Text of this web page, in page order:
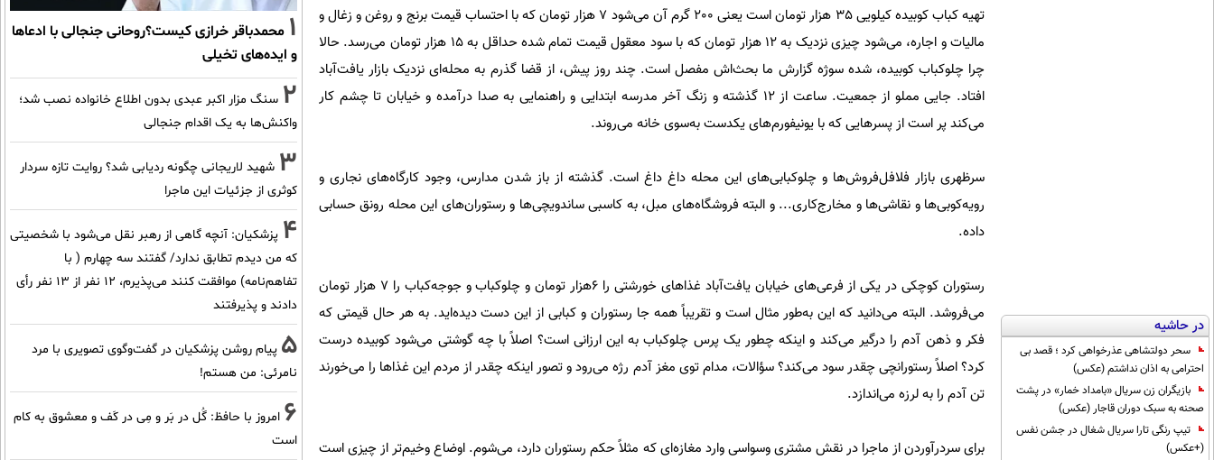
در حاشیه
سحر دولتشاهی عذرخواهی کرد ؛ قصد بی
احترامی به اذان نداشتم (عکس)
بازیگران زن سریال «بامداد خمار» در پشت
صحنه به سبک دوران قاجار (عکس)
تیپ رنگی تارا سریال شغال در جشن نفس
(+عکس)
تهیه کباب کوبیده کیلویی 35 هزار تومان است یعنی 200 گرم آن می‌شود 7 هزار تومان که با احتساب قیمت برنج و روغن و زغال و
مالیات و اجاره، می‌شود چیزی نزدیک به 12 هزار تومان که با سود معقول قیمت تمام شده حداقل به 15 هزار تومان می‌رسد. حالا
چرا چلوکباب کوبیده، شده سوژه گزارش‌ ما بحث‌اش مفصل است. چند روز پیش، از قضا گذرم به محله‌ای نزدیک بازار یافت‌‌آباد
افتاد. جایی مملو از جمعیت. ساعت از 12 گذشته و زنگ آخر مدرسه ابتدایی و راهنمایی به ‌صدا درآمده و خیابان تا چشم کار
می‌کند پر است از پسرهایی که با یونیفورم‌های یکدست‌ به‌سوی خانه می‌روند.
سرظهری بازار فلافل‌فروش‌ها و چلوکبابی‌های این محله داغ داغ است. گذشته از باز شدن مدارس، وجود کارگاه‌های نجاری و
رویه‌کوبی‌ها و نقاشی‌ها و مخارج‌کاری... و البته فروشگاه‌های مبل، به کاسبی ساندویچی‌ها و رستوران‌های این محله رونق حسابی
داده.
رستوران کوچکی در یکی از فرعی‌های خیابان یافت‌آباد غذاهای خورشتی را 6هزار تومان و چلوکباب و جوجه‌کباب را 7 هزار تومان
می‌فروشد. البته می‌دانید که این به‌طور مثال است و تقریباً همه جا رستوران و کبابی از این دست دیده‌اید. به هر حال قیمتی که
فکر و ذهن آدم را درگیر می‌کند و اینکه چطور یک پرس چلوکباب به این ارزانی است؟ اصلاً با چه گوشتی می‌شود کوبیده درست
کرد؟ اصلاً رستورانچی چقدر سود می‌کند؟ سؤالات، مدام توی مغز آدم رژه می‌رود و تصور اینکه چقدر از مردم این غذاها را می‌خورند
تن آدم را به لرزه می‌اندازد.
برای سردرآوردن از ماجرا در نقش مشتری وسواسی وارد مغازه‌ای که مثلاً حکم رستوران دارد، می‌شوم. اوضاع وخیم‌تر از چیزی است
1 محمدباقر خرازی کیست؟روحانی جنجالی با ادعاها
و ایده‌های تخیلی
2 سنگ مزار اکبر عبدی بدون اطلاع خانواده نصب شد؛
واکنش‌ها به یک اقدام جنجالی
3 شهید لاریجانی چگونه ردیابی شد؟ روایت تازه سردار
کوثری از جزئیات این ماجرا
4 پزشکیان‌: آنچه گاهی از رهبر نقل می‌شود با شخصیتی
که من دیدم تطابق ندارد/ گفتند سه چهارم ( با
تفاهم‌نامه) موافقت کنند می‌پذیرم، 12 نفر از 13 نفر رأی
دادند و پذیرفتند
5 پیام روشن پزشکیان در گفت‌و‌گوی تصویری با مرد
نامرئی: من هستم!
6 امروز با حافظ: گُل در بَر و مِی در کَف و معشوق به کام
است